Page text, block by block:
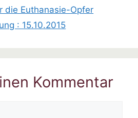
die Euthanasie-Opfer
: 15.10.2015
Kommentar